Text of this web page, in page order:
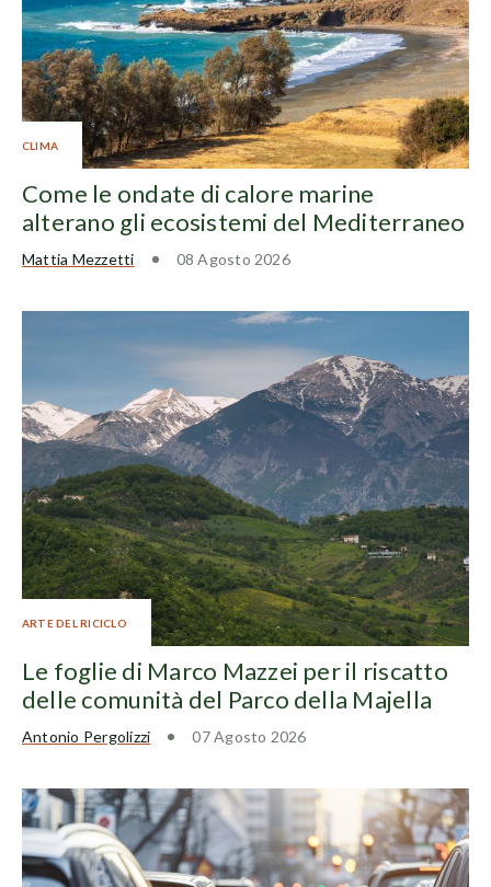
CLIMA
Come le ondate di calore marine
alterano gli ecosistemi del Mediterraneo
Mattia Mezzetti 08 Agosto 2026
ARTE DEL RICICLO
Le foglie di Marco Mazzei per il riscatto
delle comunità del Parco della Majella
Antonio Pergolizzi 07 Agosto 2026